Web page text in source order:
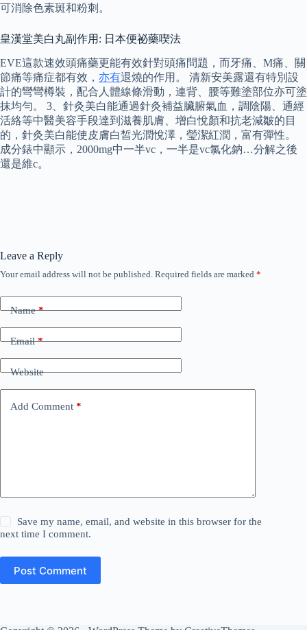
可消除色素斑和粉刺。
皇漢堂美白丸副作用: 日本便祕藥喫法
EVE這款速效頭痛藥更能有效針對頭痛問題，而牙痛、M痛、關
節痛等痛症都有效， 亦有退燒的作用。 清新安美露還有特別設
計的彎彎樽裝，配合人體線條滑動，連背、腰等難塗部位亦可塗
抹均勻。 3、針灸美白能通過針灸補益臟腑氣血，調陰陽、通經
活絡等中醫美容手段達到滋養肌膚、增白悅顏和抗老減皺的目
的，針灸美白能使皮膚白皙光潤悅澤，瑩潔紅潤，富有彈性。
成分錶中顯示，2000mg中一半vc，一半是vc氯化鈉…分解之後
還是維c。
Leave a Reply
Your email address will not be published. Required fields are marked *
Name*
Email*
Website
Add Comment *
Save my name, email, and website in this browser for the
next time I comment.
Post Comment